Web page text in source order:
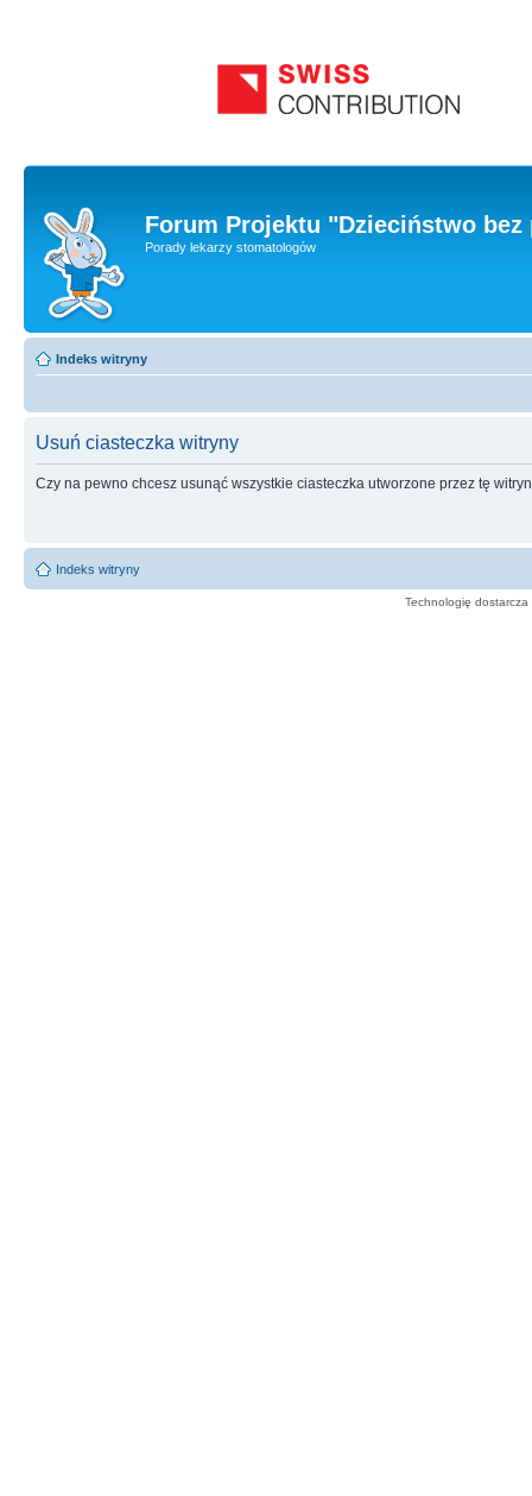
Forum Projektu "Dzieciństwo
Porady lekarzy stomatologów
Indeks witryny
Usuń ciasteczka witryny
Czy na pewno chcesz usunąć wszystkie ciasteczka utworzone przez tę
Indeks witryny
Technologię dostarcza